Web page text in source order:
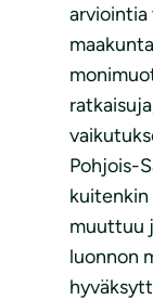
arviointia
Pohjois-
kuitenkin
muuttuu
luonnon